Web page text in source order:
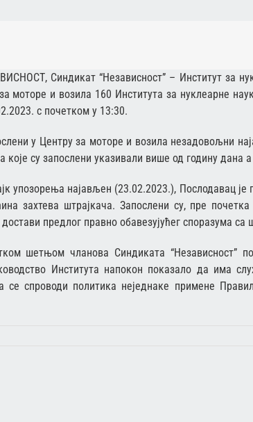
Синдикат “Независност” – Институт за
моторе и возила 160 Института за нуклеарне
с почетком у 13:30.
у Центру за моторе и возила незадовољни
су запослени указивали више од годину дана
упозорења најављен (23.02.2023.), Послодавац је
захтева штрајкача. Запослени су, пре
предлог правно обавезујућег споразума са
шетњом чланова Синдиката “Независност”
Института напокон показало да има
се спроводи политика неједнаке примене